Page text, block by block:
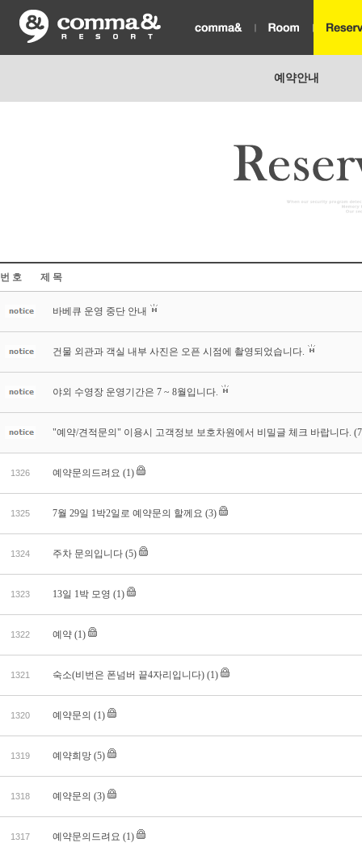
예약안내
번 호 제 목
바베큐 운영 중단 안내
건물 외관과 객실 내부 사진은 오픈 시점에 촬영되었습니다.
야외 수영장 운영기간은 7 ~ 8월입니다.
"예약/견적문의" 이용시 고객정보 보호차원에서 비밀글 체크 바랍니다.
1326 예약문의드려요 (1)
1325 7월 29일 1박2일로 예약문의 할께요 (3)
1324 주차 문의입니다 (5)
1323 13일 1박 모영 (1)
1322 예약 (1)
1321 숙소(비번은 폰넘버 끝4자리입니다) (1)
1320 예약문의 (1)
1319 예약희망 (5)
1318 예약문의 (3)
1317 예약문의드려요 (1)